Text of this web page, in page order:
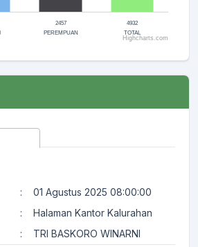
2457
PEREMPUAN
4932
TOTAL
Highcharts.com
:
01 Agustus 2025 08:00:00
:
Halaman Kantor Kalurahan
: TRI BASKORO WINARNI